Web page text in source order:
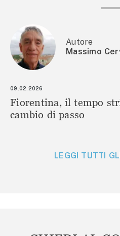
Autore
Massimo
09.02.2026
Fiorentina, il tempo
cambio di passo
LEGGI TUTTI